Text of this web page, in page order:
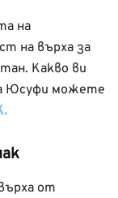
на
на върха за
Какво ви
Юсуфи можете
от